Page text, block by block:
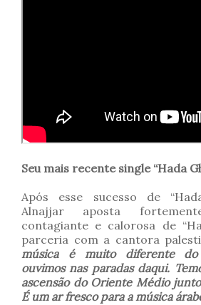
Seu mais recente single “Hada
Após esse sucesso de
Alnajjar aposta
contagiante e calorosa de
parceria com a cantora
música é muito diferente do
ouvimos nas paradas daqui.
ascensão do Oriente Médio
É um ar fresco para a música